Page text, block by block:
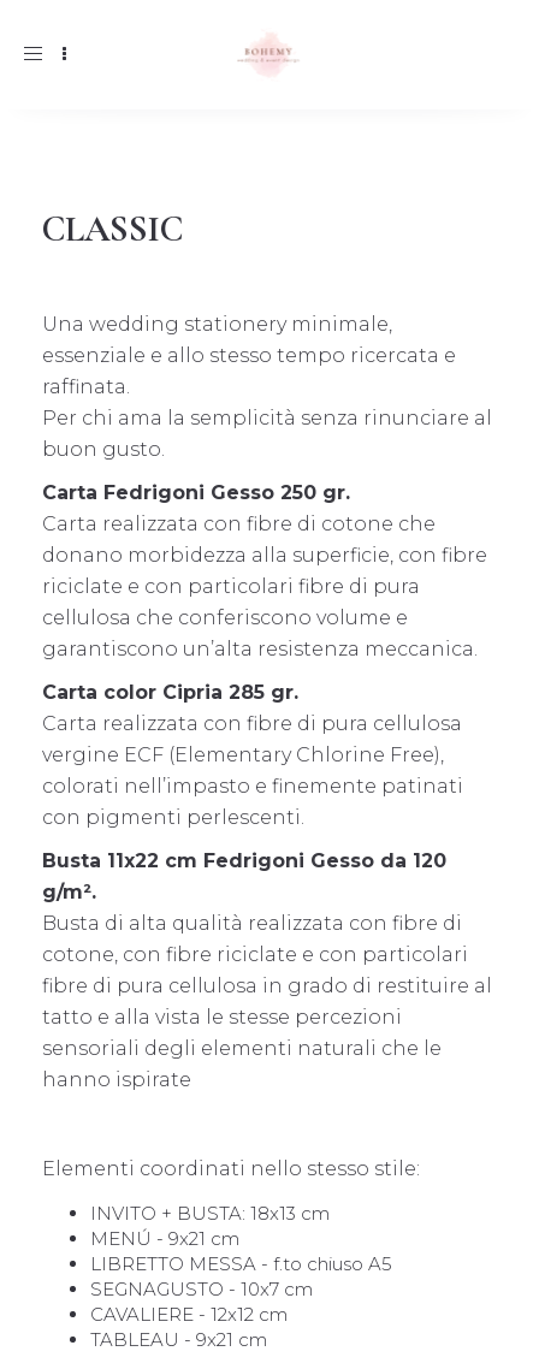
Toggle
CLASSIC
Una wedding stationery minimale,
essenziale e allo stesso tempo ricercata e
raffinata.
Per chi ama la semplicità senza rinunciare al
buon gusto.
Carta Fedrigoni Gesso 250 gr.
Carta realizzata con fibre di cotone che
donano morbidezza alla superficie, con fibre
riciclate e con particolari fibre di pura
cellulosa che conferiscono volume e
garantiscono un’alta resistenza meccanica.
Carta color Cipria 285 gr.
Carta realizzata con fibre di pura cellulosa
vergine ECF (Elementary Chlorine Free),
colorati nell’impasto e finemente patinati
con pigmenti perlescenti.
Busta 11x22 cm Fedrigoni Gesso da 120
g/m².
Busta di alta qualità realizzata con fibre di
cotone, con fibre riciclate e con particolari
fibre di pura cellulosa in grado di restituire al
tatto e alla vista le stesse percezioni
sensoriali degli elementi naturali che le
hanno ispirate
Elementi coordinati nello stesso stile:
INVITO + BUSTA: 18x13 cm
MENÚ - 9x21 cm
LIBRETTO MESSA - f.to chiuso A5
SEGNAGUSTO - 10x7 cm
CAVALIERE - 12x12 cm
TABLEAU - 9x21 cm